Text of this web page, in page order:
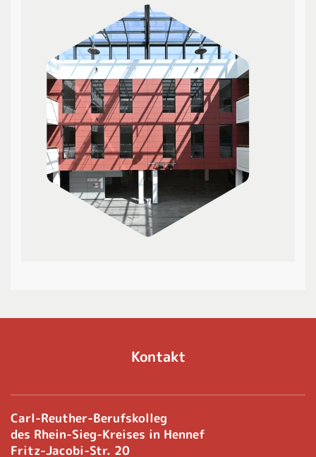
Kontakt
Carl-Reuther-Berufskolleg
des Rhein-Sieg-Kreises in Hennef
Fritz-Jacobi-Str. 20